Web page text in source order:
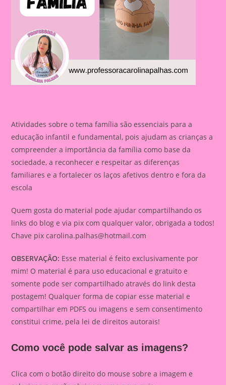
Atividades sobre o tema família são essenciais para a
educação infantil e fundamental, pois ajudam as crianças a
compreender a importância da família como base da
sociedade, a reconhecer e respeitar as diferenças
familiares e a fortalecer os laços afetivos dentro e fora da
escola
Quem gosta do material pode ajudar compartilhando os
links do blog e via pix com qualquer valor, obrigada a todos!
Chave pixcarolina.palhas@hotmail.com
OBSERVAÇÃO: Esse material é feito exclusivamente por
mim! O material é para uso educacional e gratuito e
somente pode ser compartilhado através do link desta
postagem! Qualquer forma de copiar esse material e
compartilhar em PDFS ou imagens e sem consentimento
constitui crime, pela lei de direitos autorais!
Como você pode salvar as imagens?
Clica com o botão direito do mouse sobre a imagem e